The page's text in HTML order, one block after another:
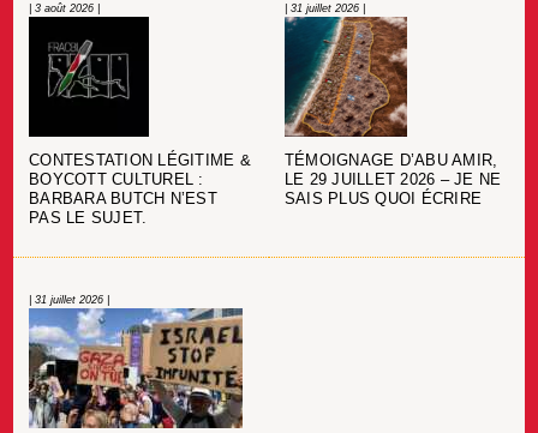
| 3 août 2026 |
CONTESTATION LÉGITIME &
BOYCOTT CULTUREL :
BARBARA BUTCH N’EST
PAS LE SUJET.
| 31 juillet 2026 |
TÉMOIGNAGE D’ABU AMIR,
LE 29 JUILLET 2026 – JE NE
SAIS PLUS QUOI ÉCRIRE
| 31 juillet 2026 |